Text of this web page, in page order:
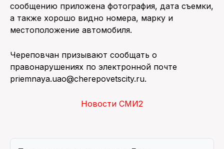
сообщению приложена фотография, дата съемки,
а также хорошо видно номера, марку и
местоположение автомобиля.
Череповчан призывают сообщать о
правонарушениях по электронной почте
priemnaya.uao@cherepovetscity.ru.
Новости СМИ2